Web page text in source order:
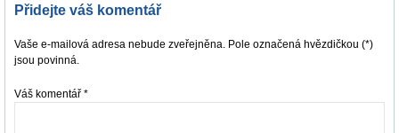
Přidejte váš komentář
Vaše e-mailová adresa nebude zveřejněna. Pole označená hvězdičkou (*)
jsou povinná.
Váš komentář *